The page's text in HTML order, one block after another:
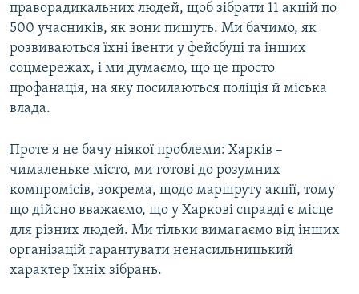
праворадикальних людей, щоб зібрати 11 акцій по
500 учасників, як вони пишуть. Ми бачимо, як
розвиваються їхні івенти у фейсбуці та інших
соцмережах, і ми думаємо, що це просто
профанація, на яку посилаються поліція й міська
влада.
Проте я не бачу ніякої проблеми: Харків –
чималеньке місто, ми готові до розумних
компромісів, зокрема, щодо маршруту акції, тому
що дійсно вважаємо, що у Харкові справді є місце
для різних людей. Ми тільки вимагаємо від інших
організацій гарантувати ненасильницький
характер їхніх зібрань.